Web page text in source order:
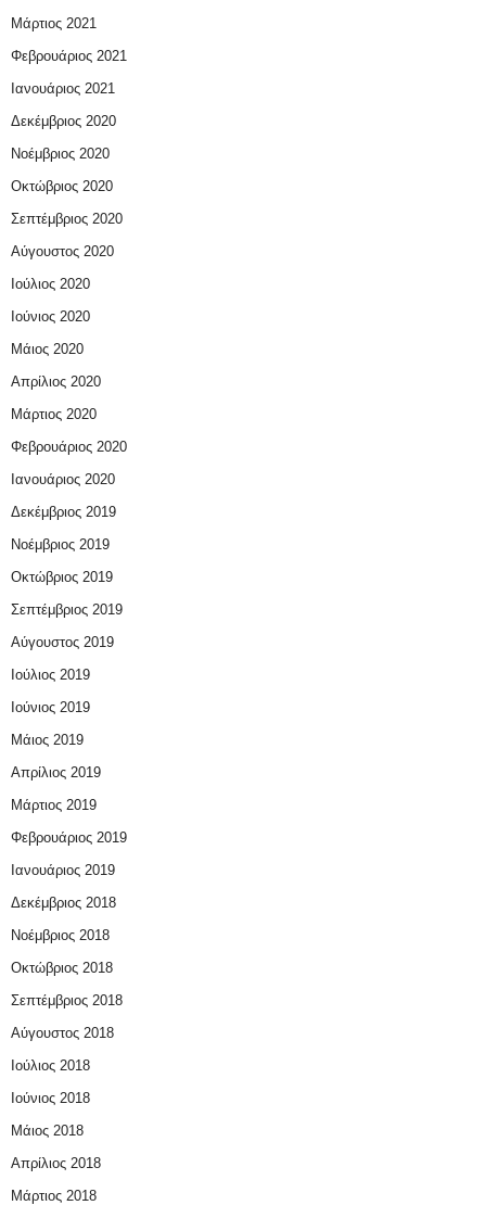
Μάρτιος 2021
Φεβρουάριος 2021
Ιανουάριος 2021
Δεκέμβριος 2020
Νοέμβριος 2020
Οκτώβριος 2020
Σεπτέμβριος 2020
Αύγουστος 2020
Ιούλιος 2020
Ιούνιος 2020
Μάιος 2020
Απρίλιος 2020
Μάρτιος 2020
Φεβρουάριος 2020
Ιανουάριος 2020
Δεκέμβριος 2019
Νοέμβριος 2019
Οκτώβριος 2019
Σεπτέμβριος 2019
Αύγουστος 2019
Ιούλιος 2019
Ιούνιος 2019
Μάιος 2019
Απρίλιος 2019
Μάρτιος 2019
Φεβρουάριος 2019
Ιανουάριος 2019
Δεκέμβριος 2018
Νοέμβριος 2018
Οκτώβριος 2018
Σεπτέμβριος 2018
Αύγουστος 2018
Ιούλιος 2018
Ιούνιος 2018
Μάιος 2018
Απρίλιος 2018
Μάρτιος 2018